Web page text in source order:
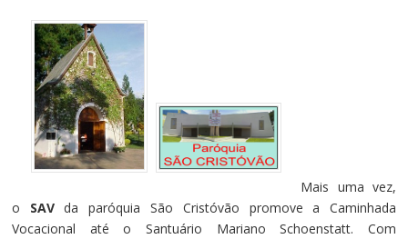
Mais uma vez,
o SAVda paróquia São Cristóvão promove a Caminhada
Vocacional até o Santuário Mariano Schoenstatt. Com